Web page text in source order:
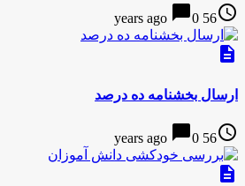
access_time
56 years ago
chat_bubble0
description
ارسال بخشنامه ده درصد
access_time
56 years ago
chat_bubble0
description